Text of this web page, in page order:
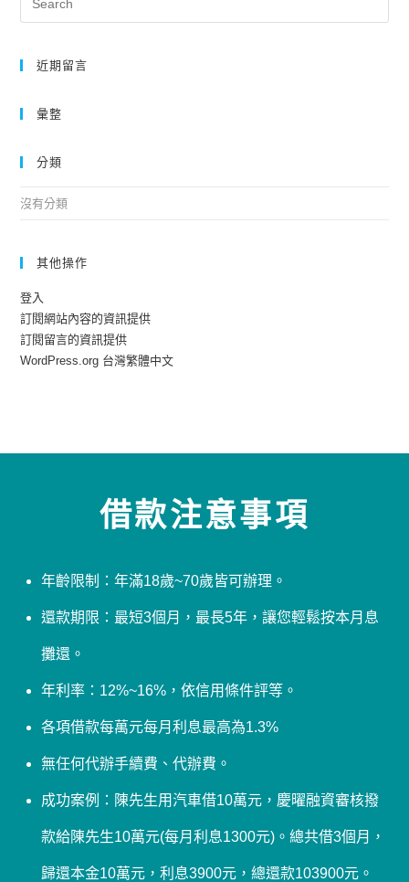
近期留言
彙整
分類
沒有分類
其他操作
登入
訂閱網站內容的資訊提供
訂閱留言的資訊提供
WordPress.org 台灣繁體中文
借款注意事項
年齡限制：年滿18歲~70歲皆可辦理。
還款期限：最短3個月，最長5年，讓您輕鬆按本月息
攤還。
年利率：12%~16%，依信用條件評等。
各項借款每萬元每月利息最高為1.3%
無任何代辦手續費、代辦費。
成功案例：陳先生用汽車借10萬元，慶曜融資審核撥
款給陳先生10萬元(每月利息1300元)。總共借3個月，
歸還本金10萬元，利息3900元，總還款103900元。